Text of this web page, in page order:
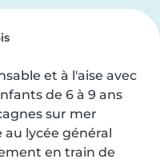
et à l'aise avec
de 6 à 9 ans
sur mer
lycée général
en train de